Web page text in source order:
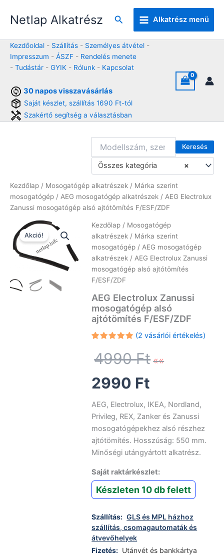
Netlap Alkatrész Keresés Alkatrész menü
Kezdőoldal - Szállítás - Személyes átvétel -
Impresszum - ÁSZF - Rendelés menete
- Tudástár - GYIK - Rólunk - Kapcsolat
30 napos visszavásárlás
Saját készlet, szállítás 1690 Ft-tól
Szakértő segítség a választásban
Keresés
×
Összes kategória
Kezdőlap / Mosogatógép alkatrészek / Márka szerint
mosogatógép / AEG mosogatógép alkatrészek / AEG Electrolux
Zanussi mosogatógép alsó ajtótömítés F/ESF/ZDF
Akció!
Kezdőlap / Mosogatógép
alkatrészek / Márka szerint
mosogatógép /AEG mosogatógép
alkatrészek / AEG Electrolux Zanussi
mosogatógép alsó ajtótömítés
F/ESF/ZDF
AEG Electrolux Zanussi
mosogatógép alsó
ajtótömítés F/ESF/ZDF
5.00az 5-
ből,
(2 vásárlói értékelés)
4990Ft
Original
was:
4990 Ft.
2990 Ft
price
is:
2990 Ft.
AEG, Electrolux, IKEA, Nordland,
Privileg, REX, Zanker és Zanussi
mosogatógépekhez alsó részhez
ajtótömítés. Hosszúság: 550 mm.
Minőségi utángyártott alkatrész.
Saját raktárkészlet:
Készleten 10 db felett
Szállítás: GLS és MPL házhoz
szállítás, csomagautomaták és
átvevőhelyek
Fizetés: Utánvét és bankkártya